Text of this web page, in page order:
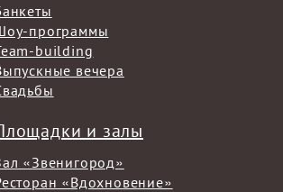
программы
building
вечера
и залы
«Звенигород»
«Вдохновение»